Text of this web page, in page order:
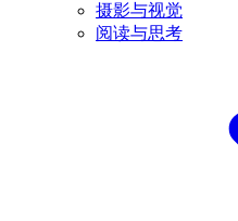
摄影与视觉
阅读与思考